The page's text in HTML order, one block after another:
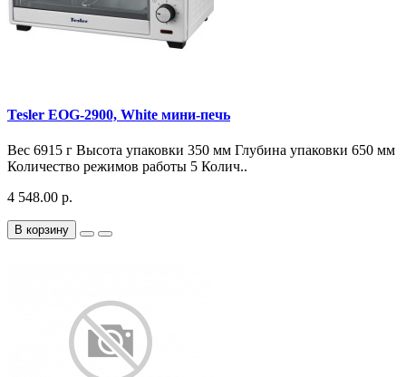
Tesler EOG-2900, White мини-печь
Вес 6915 г Высота упаковки 350 мм Глубина упаковки 650 мм
Количество режимов работы 5 Колич..
4 548.00 р.
В корзину